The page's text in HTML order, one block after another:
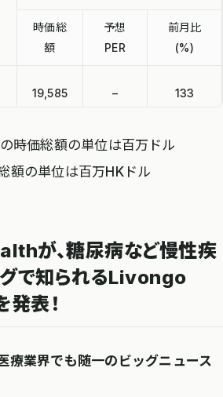
時価総
額
予想
PER
前月比
(%)
19,585 – 133
35,358 128.4
価総額の単位は百万ドル
額の単位は百万HKドル
が、糖尿病など慢性疾
で知られるLivongo
表！
療業界でも随一のビッグニュース